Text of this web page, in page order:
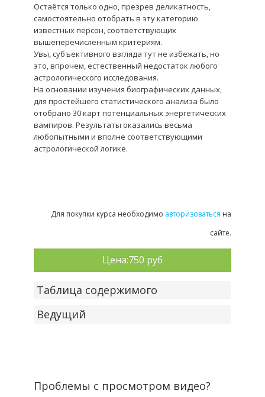
Остаётся только одно, презрев деликатность,
самостоятельно отобрать в эту категорию
известных персон, соответствующих
вышеперечисленным критериям.
Увы, субъективного взгляда тут не избежать, но
это, впрочем, естественный недостаток любого
астрологического исследования.
На основании изучения биографических данных,
для простейшего статистического анализа было
отобрано 30 карт потенциальных энергетических
вампиров. Результаты оказались весьма
любопытными и вполне соответствующими
астрологической логике.
Для покупки курса необходимо авторизоваться на
сайте.
Цена:750 руб
Таблица содержимого
Ведущий
Проблемы с просмотром видео?